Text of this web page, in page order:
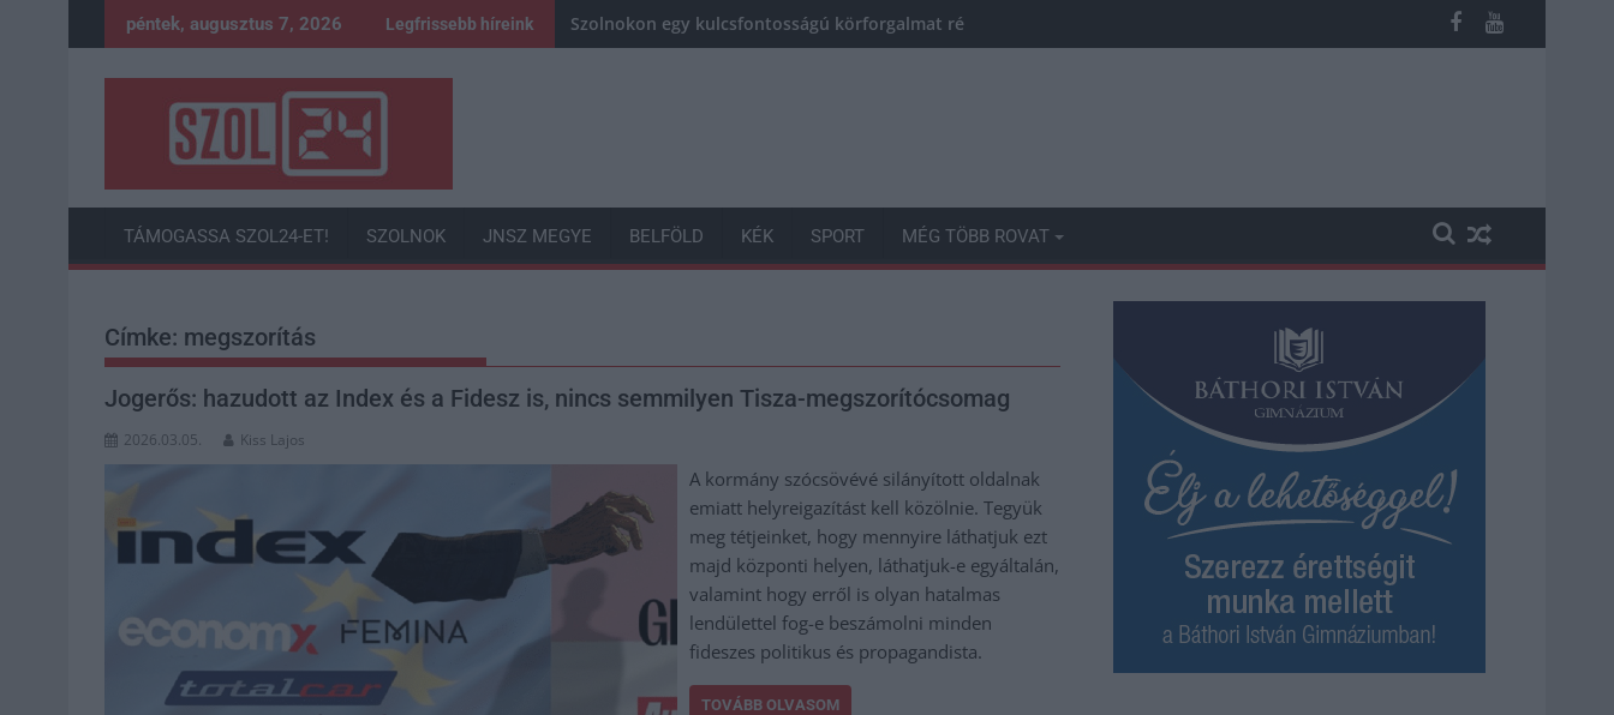
to
péntek, augusztus 7, 2026 Legfrissebb híreink Szolnokon egy kulcsfontosságú körforgalmat részlegesen lezárnak a napokban, a közlekedés az átlagost is meghaladó
TÁMOGASSA SZOL24-ET! SZOLNOK JNSZ MEGYE BELFÖLD KÉK SPORT MÉG TÖBB ROVAT
Címke: megszorítás
Jogerős: hazudott az Index és a Fidesz is, nincs semmilyen Tisza-megszorítócsomag
2026.03.05. Kiss Lajos
A kormány szócsövévé silányított oldalnak
emiatt helyreigazítást kell közölnie. Tegyük
meg tétjeinket, hogy mennyire láthatjuk ezt
majd központi helyen, láthatjuk-e egyáltalán,
valamint hogy erről is olyan hatalmas
lendülettel fog-e beszámolni minden
fideszes politikus és propagandista.
TOVÁBB OLVASOM